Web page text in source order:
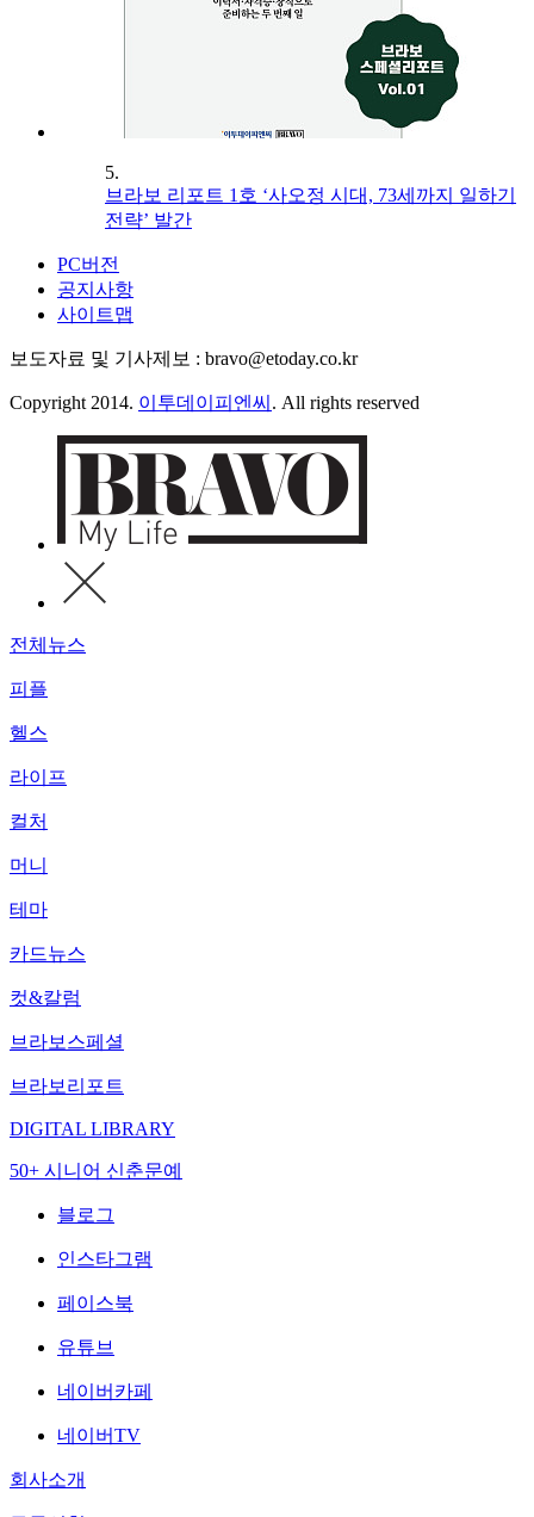
5.
브라보 리포트 1호 ‘사오정 시대, 73세까지 일하기
전략’ 발간
PC버전
공지사항
사이트맵
보도자료 및 기사제보 : bravo@etoday.co.kr
Copyright 2014. 이투데이피엔씨 . All rights reserved
전체뉴스
피플
헬스
라이프
컬처
머니
테마
카드뉴스
컷&칼럼
브라보스페셜
브라보리포트
DIGITAL LIBRARY
50+ 시니어 신춘문예
블로그
인스타그램
페이스북
유튜브
네이버카페
네이버TV
회사소개